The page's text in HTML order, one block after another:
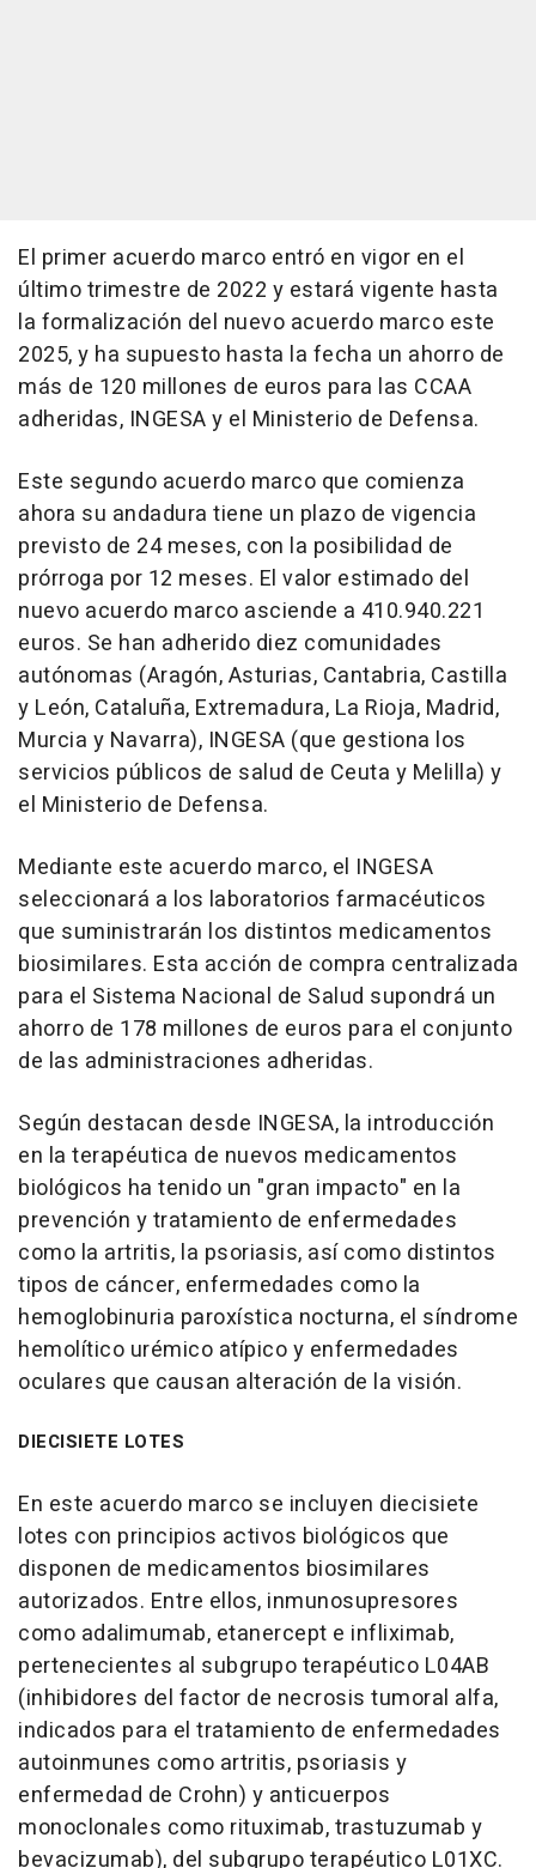
El primer acuerdo marco entró en vigor en el
último trimestre de 2022 y estará vigente hasta
la formalización del nuevo acuerdo marco este
2025, y ha supuesto hasta la fecha un ahorro de
más de 120 millones de euros para las CCAA
adheridas, INGESA y el Ministerio de Defensa.
Este segundo acuerdo marco que comienza
ahora su andadura tiene un plazo de vigencia
previsto de 24 meses, con la posibilidad de
prórroga por 12 meses. El valor estimado del
nuevo acuerdo marco asciende a 410.940.221
euros. Se han adherido diez comunidades
autónomas (Aragón, Asturias, Cantabria, Castilla
y León, Cataluña, Extremadura, La Rioja, Madrid,
Murcia y Navarra), INGESA (que gestiona los
servicios públicos de salud de Ceuta y Melilla) y
el Ministerio de Defensa.
Mediante este acuerdo marco, el INGESA
seleccionará a los laboratorios farmacéuticos
que suministrarán los distintos medicamentos
biosimilares. Esta acción de compra centralizada
para el Sistema Nacional de Salud supondrá un
ahorro de 178 millones de euros para el conjunto
de las administraciones adheridas.
Según destacan desde INGESA, la introducción
en la terapéutica de nuevos medicamentos
biológicos ha tenido un "gran impacto" en la
prevención y tratamiento de enfermedades
como la artritis, la psoriasis, así como distintos
tipos de cáncer, enfermedades como la
hemoglobinuria paroxística nocturna, el síndrome
hemolítico urémico atípico y enfermedades
oculares que causan alteración de la visión.
DIECISIETE LOTES
En este acuerdo marco se incluyen diecisiete
lotes con principios activos biológicos que
disponen de medicamentos biosimilares
autorizados. Entre ellos, inmunosupresores
como adalimumab, etanercept e infliximab,
pertenecientes al subgrupo terapéutico L04AB
(inhibidores del factor de necrosis tumoral alfa,
indicados para el tratamiento de enfermedades
autoinmunes como artritis, psoriasis y
enfermedad de Crohn) y anticuerpos
monoclonales como rituximab, trastuzumab y
bevacizumab), del subgrupo terapéutico L01XC.